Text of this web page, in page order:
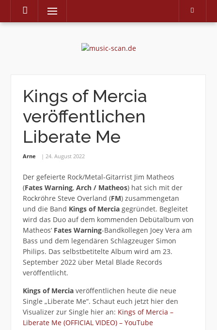
Skip
Menu
Kings of Mercia
veröffentlichen
Liberate Me
Arne 24. August 2022
Der gefeierte Rock/Metal-Gitarrist Jim Matheos
(Fates Warning, Arch / Matheos) hat sich mit der
Rockröhre Steve Overland (FM) zusammengetan
und die Band Kings of Merciagegründet. Begleitet
wird das Duo auf dem kommenden Debütalbum von
Matheos‘ Fates Warning-Bandkollegen Joey Vera am
Bass und dem legendären Schlagzeuger Simon
Philips. Das selbstbetitelte Album wird am 23.
September 2022 über Metal Blade Records
veröffentlicht.
Kings of Merciaveröffentlichen heute die neue
Single „Liberate Me“. Schaut euch jetzt hier den
Visualizer zur Single hier an: Kings of Mercia –
Liberate Me (OFFICIAL VIDEO) – YouTube